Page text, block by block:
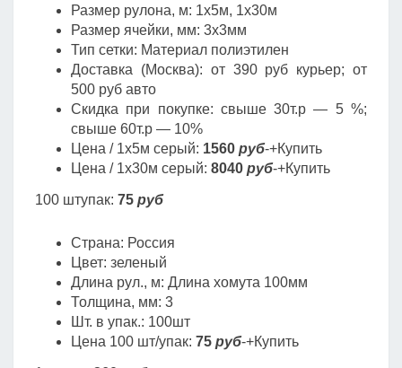
Размер рулона, м: 1х5м, 1х30м
Размер ячейки, мм: 3х3мм
Тип сетки: Материал полиэтилен
Доставка (Москва): от 390 руб курьер; от
500 руб авто
Скидка при покупке: свыше 30т.р — 5 %;
свыше 60т.р — 10%
Цена / 1х5м серый: 1560 руб-+Купить
Цена / 1х30м серый: 8040 руб-+Купить
100 штупак: 75 руб
Страна: Россия
Цвет: зеленый
Длина рул., м: Длина хомута 100мм
Толщина, мм: 3
Шт. в упак.: 100шт
Цена 100 шт/упак: 75 руб-+Купить